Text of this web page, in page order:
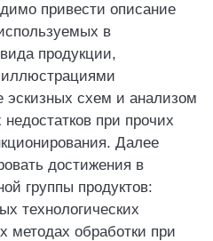
привести описание
в
продукции,
эскизных схем и анализом
при прочих
Далее
достижения в
группы продуктов:
технологических
методах обработки при